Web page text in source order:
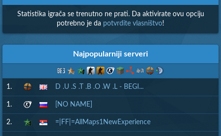
Statistika igrača se trenutno ne prati. Da aktivirate ovu opciju
potrebno je da potvrdite vlasništvo!
Najpopularniji serveri
1. D .U .S .T .B .O .W .L - BEGI...
1. [NO NAME]
2. =|FF|=AllMaps1NewExperience